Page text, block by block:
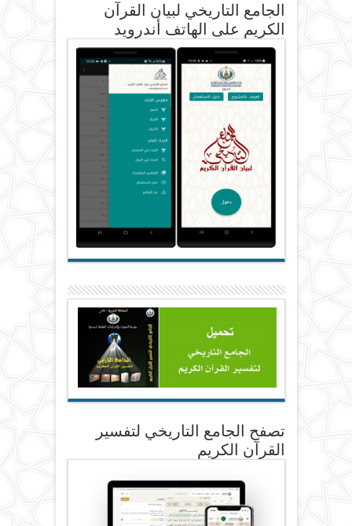
الجامع التاريخي لبيان القرآن
الكريم على الهاتف أندرويد
تصفح الجامع التاريخي لتفسير
القرآن الكريم